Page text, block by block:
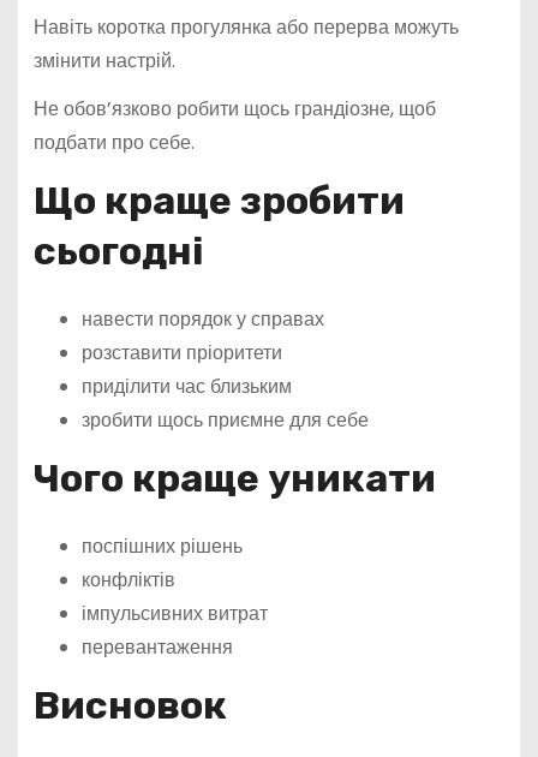
Навіть коротка прогулянка або перерва можуть
змінити настрій.
Не обов’язково робити щось грандіозне, щоб
подбати про себе.
Що краще зробити
сьогодні
навести порядок у справах
розставити пріоритети
приділити час близьким
зробити щось приємне для себе
Чого краще уникати
поспішних рішень
конфліктів
імпульсивних витрат
перевантаження
Висновок